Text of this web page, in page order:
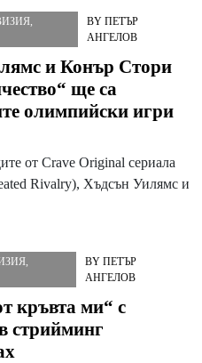
,
BYПЕТЪР
АНГЕЛОВ
и Конър Стори
ще са
олимпийски игри
от Crave Original сериала
Rivalry), Хъдсън Уилямс и
,
BYПЕТЪР
АНГЕЛОВ
кръвта ми“ с
стрийминг